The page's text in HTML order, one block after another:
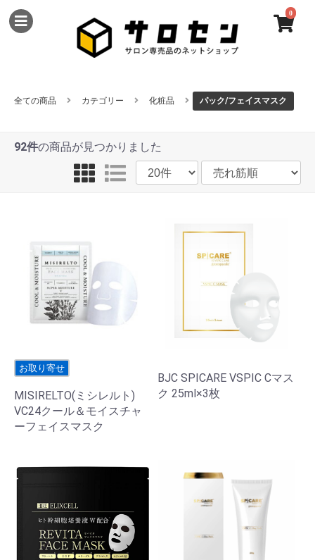
0
全ての商品 カテゴリー 化粧品 パック/フェイスマスク
92件の商品が見つかりました
お取り寄せ
MISIRELTO(ミシレルト)
VC24クール＆モイスチャ
ーフェイスマスク
BJC SPICARE VSPIC Cマス
ク 25ml×3枚